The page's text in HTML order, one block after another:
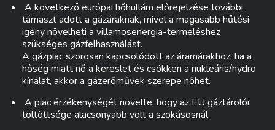
A következő európai hőhullám előrejelzése további
támaszt adott a gázáraknak, mivel a magasabb hűtési
igény növelheti a villamosenergia-termeléshez
szükséges gázfelhasználást.
A gázpiac szorosan kapcsolódott az áramárakhoz: ha a
hőség miatt nő a kereslet és csökken a nukleáris/hydro
kínálat, akkor a gázerőművek szerepe nőhet.
A piac érzékenységét növelte, hogy az EU gáztárolói
töltöttsége alacsonyabb volt a szokásosnál.